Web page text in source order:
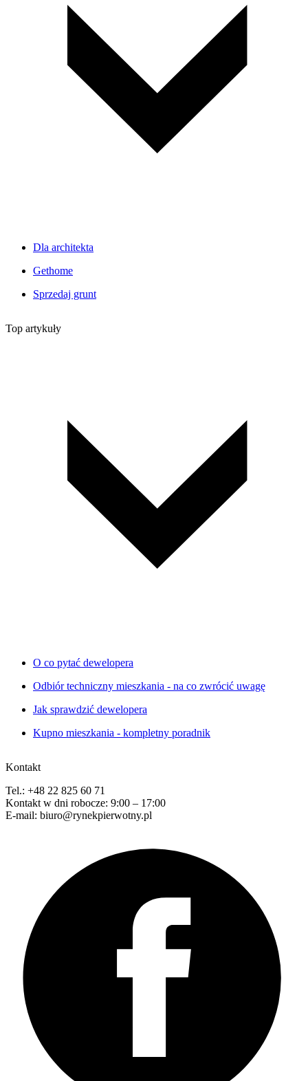
Dla architekta
Gethome
Sprzedaj grunt
Top artykuły
O co pytać dewelopera
Odbiór techniczny mieszkania - na co zwrócić uwagę
Jak sprawdzić dewelopera
Kupno mieszkania - kompletny poradnik
Kontakt
Tel.: +48 22 825 60 71
Kontakt w dni robocze: 9:00 – 17:00
E-mail: biuro@rynekpierwotny.pl